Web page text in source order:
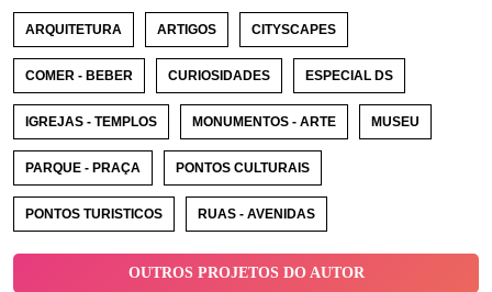
ARQUITETURA ARTIGOS CITYSCAPES
COMER - BEBER CURIOSIDADES ESPECIAL DS
IGREJAS - TEMPLOS MONUMENTOS - ARTE MUSEU
PARQUE - PRAÇA PONTOS CULTURAIS
PONTOS TURISTICOS RUAS - AVENIDAS
OUTROS PROJETOS DO AUTOR